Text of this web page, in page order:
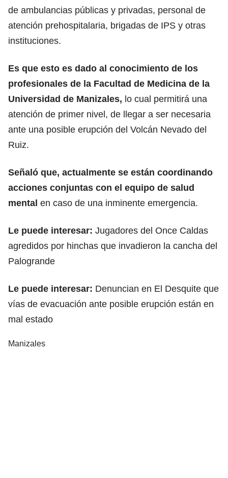
de ambulancias públicas y privadas, personal de
atención prehospitalaria, brigadas de IPS y otras
instituciones.
Es que esto es dado al conocimiento de los
profesionales de la Facultad de Medicina de la
Universidad de Manizales, lo cual permitirá una
atención de primer nivel, de llegar a ser necesaria
ante una posible erupción del Volcán Nevado del
Ruiz.
Señaló que, actualmente se están coordinando
acciones conjuntas con el equipo de salud
mental en caso de una inminente emergencia.
Le puede interesar: Jugadores del Once Caldas
agredidos por hinchas que invadieron la cancha del
Palogrande
Le puede interesar: Denuncian en El Desquite que
vías de evacuación ante posible erupción están en
mal estado
Manizales